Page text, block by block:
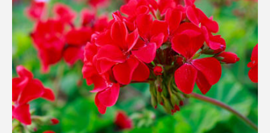
Servicio
Quienes somos